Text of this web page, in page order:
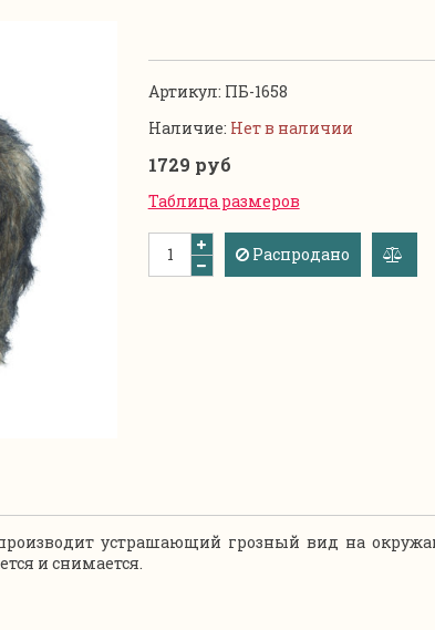
Артикул: ПБ-1658
Наличие: Нет в наличии
1729 руб
Таблица размеров
Распродано
устрашающий грозный вид на
и снимается.